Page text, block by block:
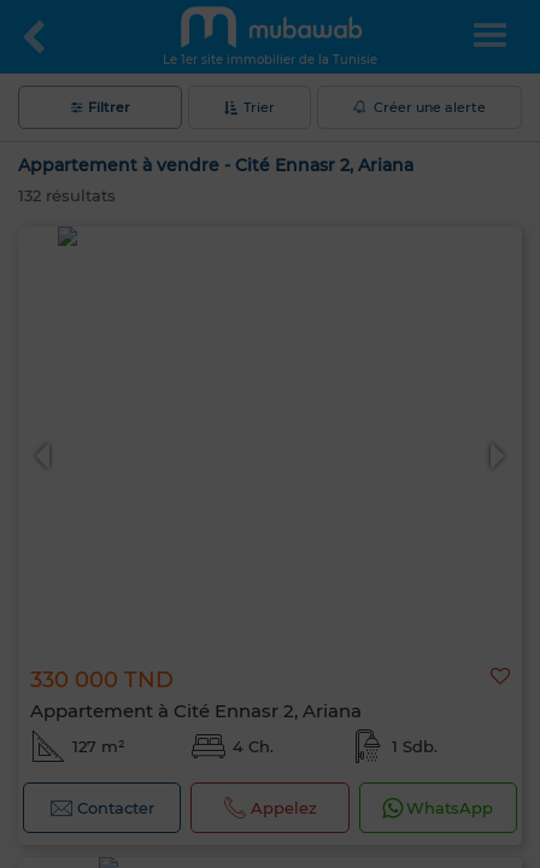
Le 1er site immobilier de la Tunisie
Filtrer Trier Créer une alerte
Appartement à vendre - Cité Ennasr 2, Ariana
132 résultats
330 000 TND
Appartement à Cité Ennasr 2, Ariana
127 m² 4 Ch. 1 Sdb.
Contacter Appelez WhatsApp